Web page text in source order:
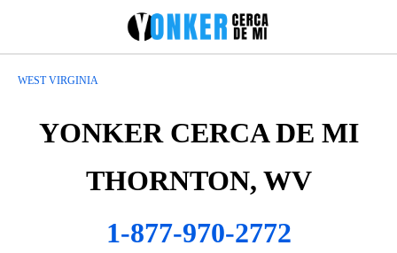
WEST VIRGINIA
YONKER CERCA DE MI
THORNTON, WV
1-877-970-2772